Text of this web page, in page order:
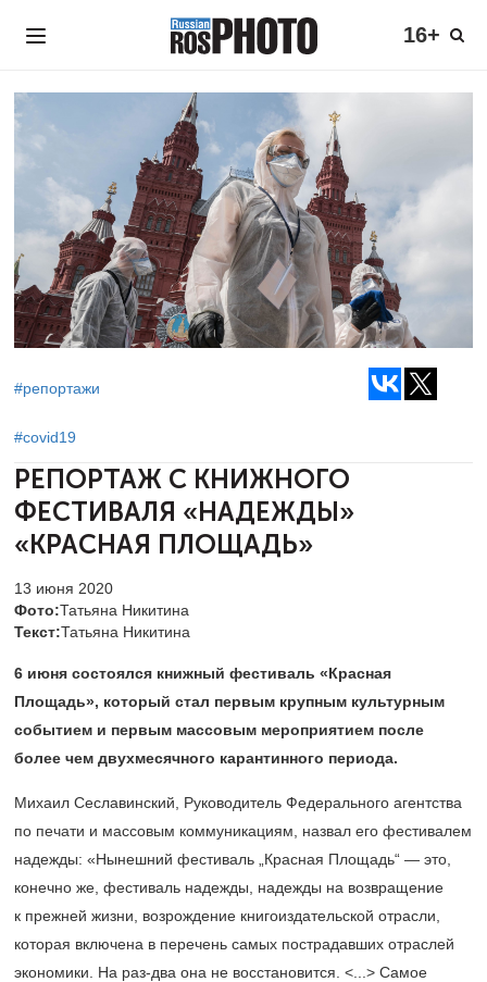
16+
#репортажи
#covid19
РЕПОРТАЖ С КНИЖНОГО
ФЕСТИВАЛЯ «НАДЕЖДЫ»
«КРАСНАЯ ПЛОЩАДЬ»
13 июня 2020
Фото:Татьяна Никитина
Текст:Татьяна Никитина
6 июня состоялся книжный фестиваль «Красная
Площадь», который стал первым крупным культурным
событием и первым массовым мероприятием после
более чем двухмесячного карантинного периода.
Михаил Сеславинский, Руководитель Федерального агентства
по печати и массовым коммуникациям, назвал его фестивалем
надежды: «Нынешний фестиваль „Красная Площадь“ — это,
конечно же, фестиваль надежды, надежды на возвращение
к прежней жизни, возрождение книгоиздательской отрасли,
которая включена в перечень самых пострадавших отраслей
экономики. На раз-два она не восстановится. <...> Самое